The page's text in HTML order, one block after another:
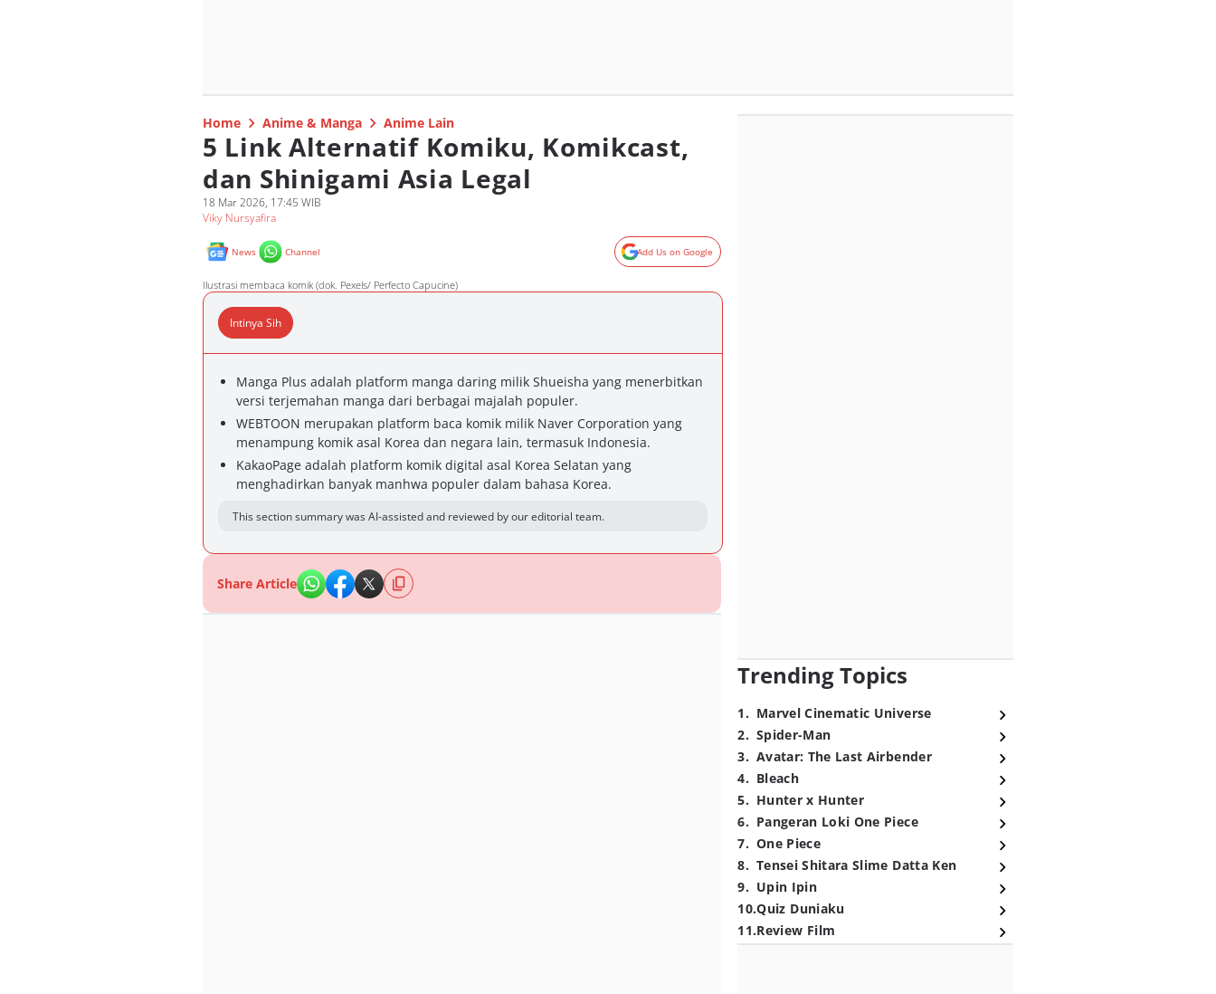
Home Anime & Manga Anime Lain
5 Link Alternatif Komiku, Komikcast,
dan Shinigami Asia Legal
18 Mar 2026, 17:45 WIB
Viky Nursyafira
News Channel Add Us on Google
Ilustrasi membaca komik (dok. Pexels/ Perfecto Capucine)
Intinya Sih
Manga Plus adalah platform manga daring milik Shueisha yang menerbitkan
versi terjemahan manga dari berbagai majalah populer.
WEBTOON merupakan platform baca komik milik Naver Corporation yang
menampung komik asal Korea dan negara lain, termasuk Indonesia.
KakaoPage adalah platform komik digital asal Korea Selatan yang
menghadirkan banyak manhwa populer dalam bahasa Korea.
This section summary was AI-assisted and reviewed by our editorial team.
Share Article
Trending Topics
1. Marvel Cinematic Universe
2. Spider-Man
3. Avatar: The Last Airbender
4. Bleach
5. Hunter x Hunter
6. Pangeran Loki One Piece
7. One Piece
8. Tensei Shitara Slime Datta Ken
9. Upin Ipin
10.Quiz Duniaku
11.Review Film